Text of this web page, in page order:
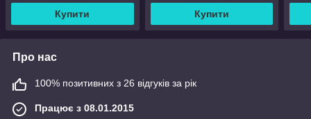
Купити Купити
Про нас
100% позитивних з 26 відгуків за рік
Працює з 08.01.2015